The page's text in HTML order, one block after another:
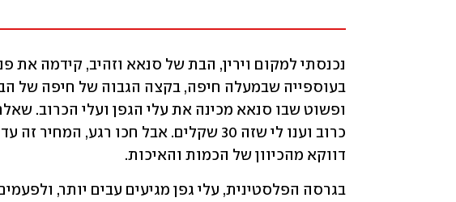
דווקא מהכיוון של הכמות והאיכות.